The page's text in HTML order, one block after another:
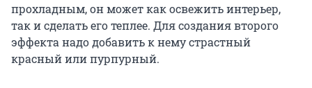
прохладным, он может как освежить интерьер,
так и сделать его теплее. Для создания второго
эффекта надо добавить к нему страстный
красный или пурпурный.